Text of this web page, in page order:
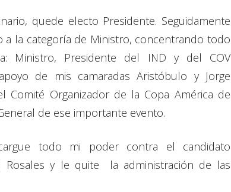
quede electo Presidente. Seguidamente
la categoría de Ministro, concentrando todo
Ministro, Presidente del IND y del COV
de mis camaradas Aristóbulo y Jorge
Comité Organizador de la Copa América de
de ese importante evento.
todo mi poder contra el candidato
Rosales y le quite la administración de las